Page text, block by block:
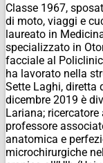
Classe 1967,
di moto, viaggi e
laureato in
specializzato in
facciale al
ha lavorato nella
Sette Laghi, diretta
dicembre 2019 è
Lariana; ricercatore
professore
anatomica e
microchirurgiche